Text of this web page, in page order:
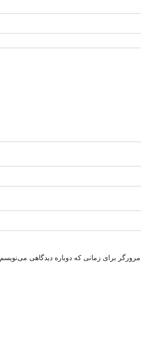
برای زمانی که دوباره دیدگاهی می‌نویسم.